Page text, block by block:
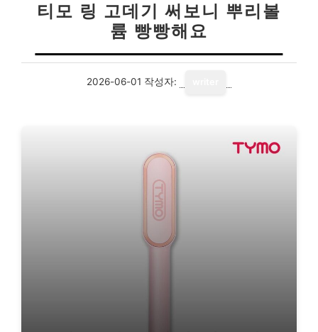
티모 링 고데기 써보니 뿌리볼
륨 빵빵해요
2026-06-01 작성자: